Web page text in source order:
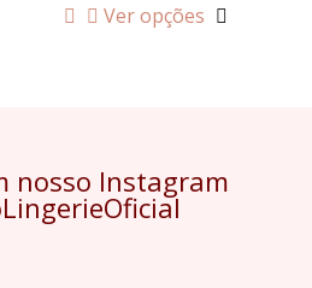
Ver opções
nosso Instagram